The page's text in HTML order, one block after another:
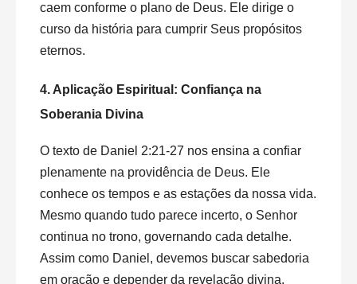
caem conforme o plano de Deus. Ele dirige o
curso da história para cumprir Seus propósitos
eternos.
4. Aplicação Espiritual: Confiança na
Soberania Divina
O texto de Daniel 2:21-27 nos ensina a confiar
plenamente na providência de Deus. Ele
conhece os tempos e as estações da nossa vida.
Mesmo quando tudo parece incerto, o Senhor
continua no trono, governando cada detalhe.
Assim como Daniel, devemos buscar sabedoria
em oração e depender da revelação divina,